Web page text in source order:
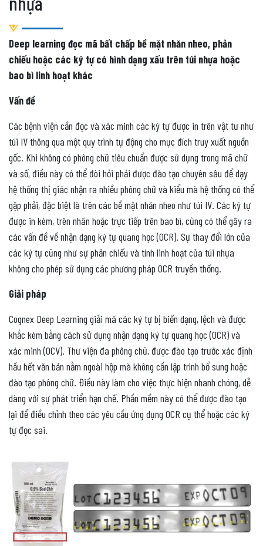
Deep learning đọc mã bất chấp bề mặt nhăn nheo, phản
chiếu hoặc các ký tự có hình dạng xấu trên túi nhựa hoặc
bao bì linh hoạt khác
Vấn đề
Các bệnh viện cần đọc và xác minh các ký tự được in trên vật tư như
túi IV thông qua một quy trình tự động cho mục đích truy xuất nguồn
gốc. Khi không có phông chữ tiêu chuẩn được sử dụng trong mã chữ
và số, điều này có thể đòi hỏi phải được đào tạo chuyên sâu để dạy
hệ thống thị giác nhận ra nhiều phông chữ và kiểu mà hệ thống có thể
gặp phải, đặc biệt là trên các bề mặt nhăn nheo như túi IV. Các ký tự
được in kém, trên nhãn hoặc trực tiếp trên bao bì, cũng có thể gây ra
các vấn đề về nhận dạng ký tự quang học (OCR). Sự thay đổi lớn của
các ký tự cũng như sự phản chiếu và tính linh hoạt của túi nhựa
không cho phép sử dụng các phương pháp OCR truyền thống.
Giải pháp
Cognex Deep Learning giải mã các ký tự bị biến dạng, lệch và được
khắc kém bằng cách sử dụng nhận dạng ký tự quang học (OCR) và
xác minh (OCV). Thư viện đa phông chữ, được đào tạo trước xác định
hầu hết văn bản nằm ngoài hộp mà không cần lập trình bổ sung hoặc
đào tạo phông chữ. Điều này làm cho việc thực hiện nhanh chóng, dễ
dàng với sự phát triển hạn chế. Phần mềm này có thể được đào tạo
lại để điều chỉnh theo các yêu cầu ứng dụng OCR cụ thể hoặc các ký
tự đọc sai.